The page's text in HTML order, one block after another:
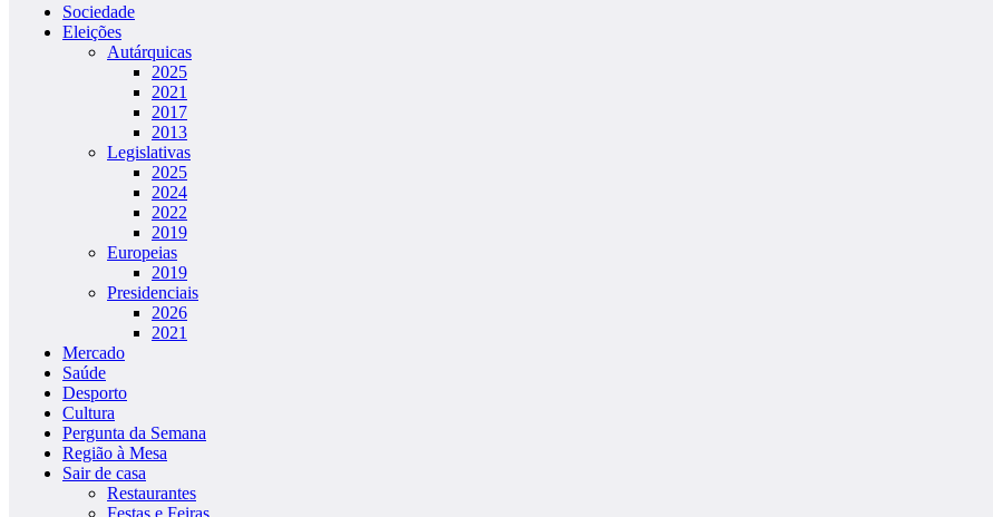
Sociedade
Eleições
Autárquicas
2025
2021
2017
2013
Legislativas
2025
2024
2022
2019
Europeias
2019
Presidenciais
2026
2021
Mercado
Saúde
Desporto
Cultura
Pergunta da Semana
Região à Mesa
Sair de casa
Restaurantes
Festas e Feiras